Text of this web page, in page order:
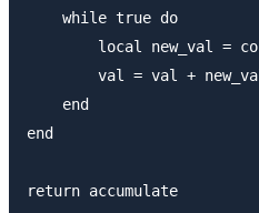
    while true do
local new_val =
val = val +
    end
end